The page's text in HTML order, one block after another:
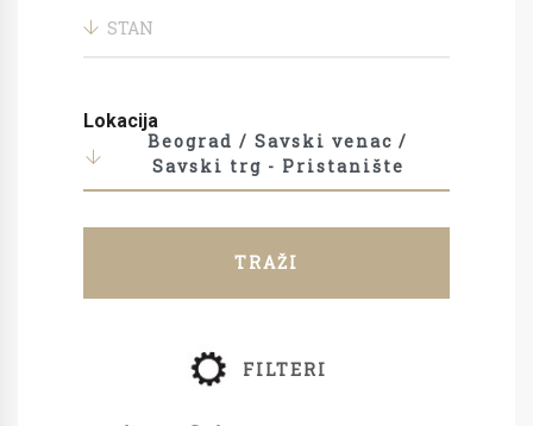
STAN
Lokacija
Beograd / Savski venac /
Savski trg - Pristanište
TRAŽI
FILTERI